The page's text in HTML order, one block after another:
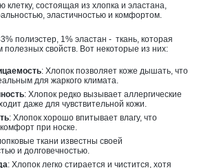
клетку, состоящая из хлопка и эластана,
эластичностью и комфортом.
полиэстер, 1% эластан - ткань, которая
свойств. Вот некоторые из них:
: Хлопок позволяет коже дышать, что
для жаркого климата.
: Хлопок редко вызывает аллергические
даже для чувствительной кожи.
: Хлопок хорошо впитывает влагу, что
при носке.
ткани известны своей
и долговечностью.
: Хлопок легко стирается и чистится, хотя